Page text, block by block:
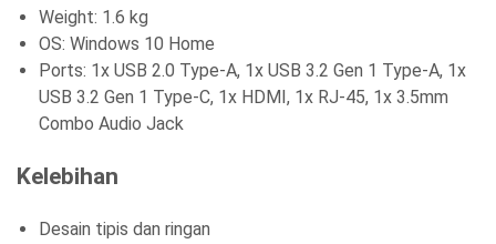
Weight: 1.6 kg
OS: Windows 10 Home
Ports: 1x USB 2.0 Type-A, 1x USB 3.2 Gen 1 Type-A, 1x
USB 3.2 Gen 1 Type-C, 1x HDMI, 1x RJ-45, 1x 3.5mm
Combo Audio Jack
Kelebihan
Desain tipis dan ringan